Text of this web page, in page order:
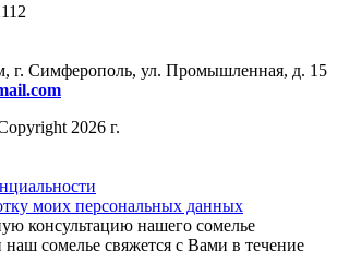
г. Симферополь, ул. Промышленная, д. 15
2026 г.
моих персональных данных
консультацию нашего сомелье
сомелье свяжется с Вами в течение